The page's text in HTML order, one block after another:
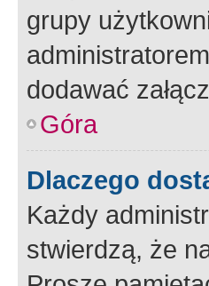
grupy
dodawać
Góra
Dlaczego
Każdy
stwierdzą, że